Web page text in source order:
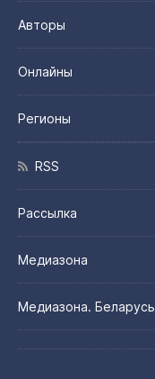
Авторы
Онлайны
Регионы
RSS
Рассылка
Медиазона
Медиазона. Беларусь